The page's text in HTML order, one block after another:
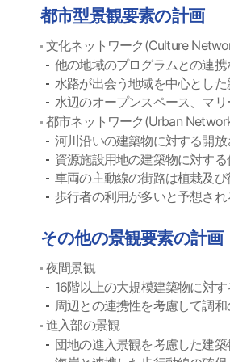
都市型景観要素の計画
文化ネットワーク(Culture
他の地域のプログラムとの連
水路が出会う地域を中心とし
水辺のオープンスペース、マ
都市ネットワーク(Urban
河川沿いの建築物に対する開
資源施設用地の建築物に対す
車両の主動線の街路は植栽及
歩行者の利用が多いと予想さ
その他の景観要素の計画
夜間景観
16階以上の大規模建築物に対
周辺との連携性を考慮して調
進入部の景観
団地の進入景観を考慮した建